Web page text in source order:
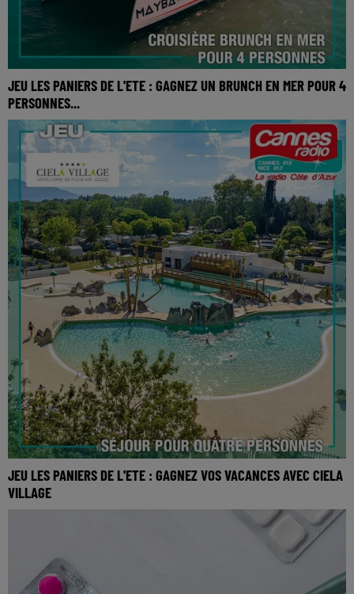
JEU LES PANIERS DE L'ETE : GAGNEZ UN BRUNCH EN MER POUR 4
PERSONNES...
JEU LES PANIERS DE L'ETE : GAGNEZ VOS VACANCES AVEC CIELA
VILLAGE